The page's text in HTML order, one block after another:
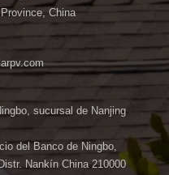
China
sucursal de Nanjing
del Banco de Ningbo,
Nankín China 210000